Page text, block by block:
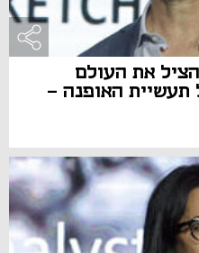
את העולם
האופנה -